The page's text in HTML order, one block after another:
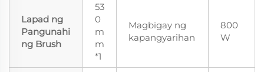
Lapad ng
Pangunahi
ng Brush
53
0
m
m
*1
Magbigay ng
kapangyarihan
800
W